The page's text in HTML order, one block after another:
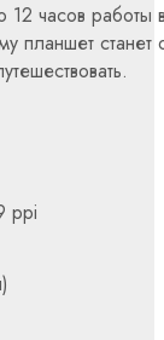
12 часов
планшет
ppi